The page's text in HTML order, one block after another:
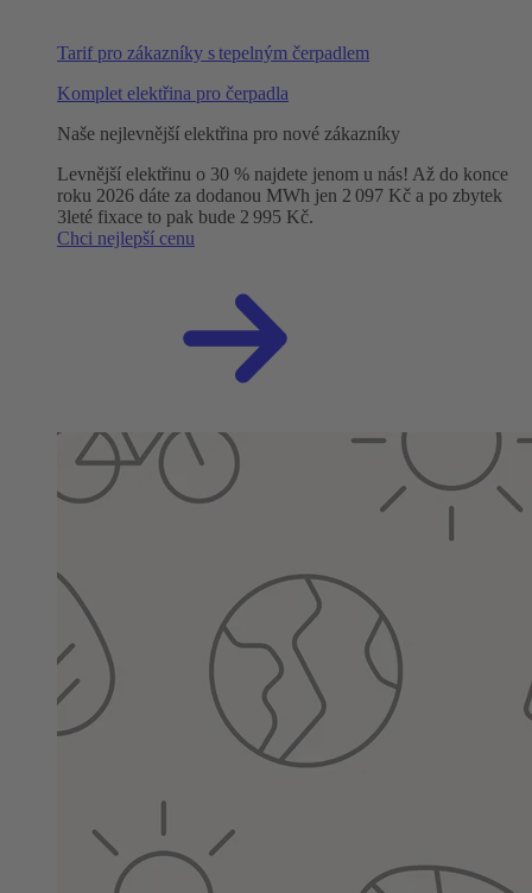
Tarif pro zákazníky s tepelným čerpadlem
Komplet elektřina pro čerpadla
Naše nejlevnější elektřina pro nové zákazníky
Levnější elektřinu o 30 % najdete jenom u nás! Až do konce
roku 2026 dáte za dodanou MWh jen 2 097 Kč a po zbytek
3leté fixace to pak bude 2 995 Kč.
Chci nejlepší cenu